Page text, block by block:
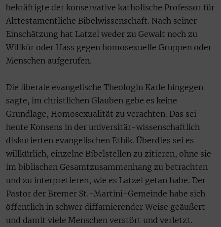
bekräftigte der konservative katholische Professor für
Alttestamentliche Bibelwissenschaft. Nach seiner
Einschätzung hat Latzel weder zu Gewalt noch zu
Willkür oder Hass gegen homosexuelle Gruppen oder
Menschen aufgerufen.
Die liberale evangelische Theologin Karle hingegen
sagte, im christlichen Glauben gebe es keine
Grundlage, Homosexualität zu verachten. Das sei
heute Konsens in der universitär-wissenschaftlich
diskutierten evangelischen Ethik. Überdies sei es
willkürlich, einzelne Bibelstellen zu zitieren, ohne sie
im biblischen Gesamtzusammenhang zu betrachten
und zu interpretieren, wie es Latzel getan habe. Der
Pastor der Bremer St.-Martini-Gemeinde habe sich
öffentlich in schwer diffamierender Weise geäußert
und damit viele Menschen verstört und verletzt.